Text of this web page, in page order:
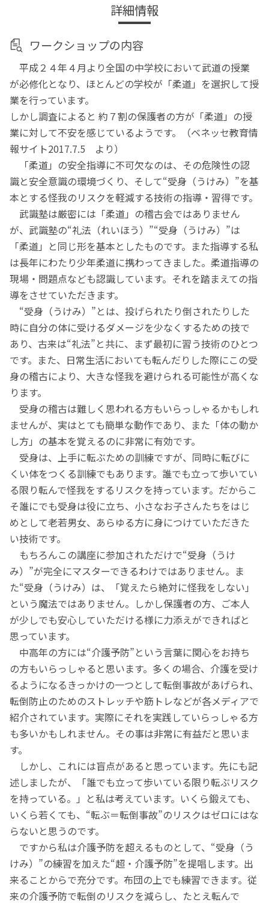
詳細情報
ワークショップの内容
平成２４年４月より全国の中学校において武道の授業
が必修化となり、ほとんどの学校が「柔道」を選択して授
業を行っています。
しかし調査によると 約７割の保護者の方が「柔道」の授
業に対して不安を感じているようです。（ベネッセ教育情
報サイト2017.7.5 より）
「柔道」の安全指導に不可欠なのは、その危険性の認
識と安全意識の環境づくり、そして“受身（うけみ）”を基
本とする怪我のリスクを軽減する技術の指導・習得です。
武識塾は厳密には「柔道」の稽古会ではありません
が、武識塾の“礼法（れいほう）”“受身（うけみ）”は
「柔道」と同じ形を基本としたものです。また指導する私
は長年にわたり少年柔道に携わってきました。柔道指導の
現場・問題点なども認識しています。それを踏まえての指
導をさせていただきます。
“受身（うけみ）”とは、投げられたり倒されたりした
時に自分の体に受けるダメージを少なくするための技で
あり、古来は“礼法”と共に、まず最初に習う技術のひとつ
です。また、日常生活においても転んだりした際にこの受
身の稽古により、大きな怪我を避けられる可能性が高くな
ります。
受身の稽古は難しく思われる方もいらっしゃるかもしれ
ませんが、実はとても簡単な動作であり、また「体の動か
し方」の基本を覚えるのに非常に有効です。
受身は、上手に転ぶための訓練ですが、同時に転びに
くい体をつくる訓練でもあります。誰でも立って歩いてい
る限り転んで怪我をするリスクを持っています。だからこ
そ誰にでも受身は役に立ち、小さなお子さんたちをはじ
めとして老若男女、あらゆる方に身につけていただきた
い技術です。
もちろんこの講座に参加されただけで“受身（うけ
み）”が完全にマスターできるわけではありません。ま
た“受身（うけみ）は、「覚えたら絶対に怪我をしない」
という魔法ではありません。しかし保護者の方、ご本人
が少しでも安心していただける様に力添えができればと
思っています。
中高年の方には“介護予防”という言葉に関心をお持ち
の方もいらっしゃると思います。多くの場合、介護を受け
るようになるきっかけの一つとして転倒事故があげられ、
転倒防止のためのストレッチや筋トレなどが各メディアで
紹介されています。実際にそれを実践していらっしゃる方
も多いかもしれません。その事は非常に有益だと思いま
す。
しかし、これには盲点があると思っています。先にも記
述しましたが、「誰でも立って歩いている限り転ぶリスク
を持っている。」と私は考えています。いくら鍛えても、
いくら若くても、“転ぶ＝転倒事故”のリスクはゼロにはな
らないと思うのです。
ですから私は介護予防を超えるものとして、“受身（う
けみ）”の練習を加えた“超・介護予防”を提唱します。出
来ることからで充分です。布団の上でも練習できます。従
来の介護予防で転倒のリスクを減らし、たとえ転んで